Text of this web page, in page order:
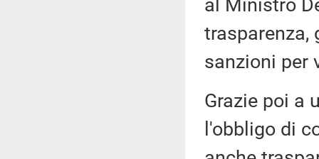
al Ministro
sanzioni per
Grazie poi a
l'obbligo di